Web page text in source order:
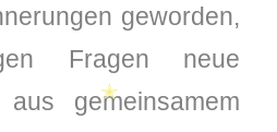
geworden,
Fragen neue
aus gemeinsamem